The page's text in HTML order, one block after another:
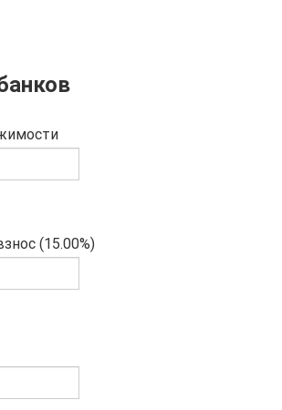
(15.00%)